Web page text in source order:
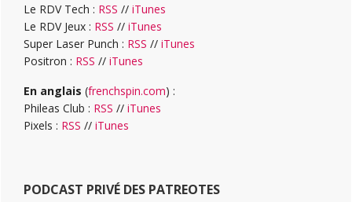
Le RDV Tech : RSS // iTunes
Le RDV Jeux : RSS // iTunes
Super Laser Punch : RSS // iTunes
Positron : RSS // iTunes
En anglais (frenchspin.com) :
Phileas Club : RSS // iTunes
Pixels : RSS // iTunes
PODCAST PRIVÉ DES PATREOTES